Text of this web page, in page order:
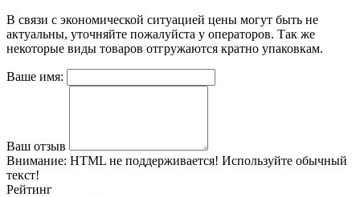
В связи с экономической ситуацией цены могут быть не
актуальны, уточняйте пожалуйста у операторов. Так же
некоторые виды товаров отгружаются кратно упаковкам.
Ваше имя:
Ваш отзыв
Внимание: HTML не поддерживается! Используйте обычный
текст!
Рейтинг